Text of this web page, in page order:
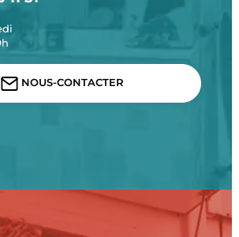
NOUS-CONTACTER